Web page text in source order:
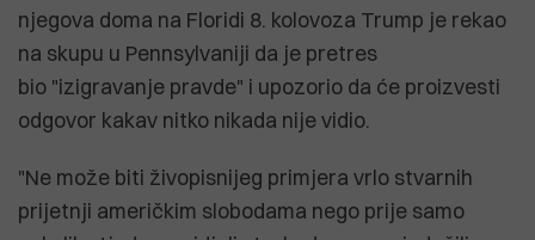
njegova doma na Floridi 8. kolovoza Trump je rekao
na skupu u Pennsylvaniji da je pretres
bio "izigravanje pravde" i upozorio da će proizvesti
odgovor kakav nitko nikada nije vidio.
"Ne može biti živopisnijeg primjera vrlo stvarnih
prijetnji američkim slobodama nego prije samo